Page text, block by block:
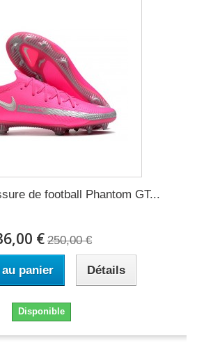
de football Phantom GT...
€ 250,00 €
panier Détails
Disponible